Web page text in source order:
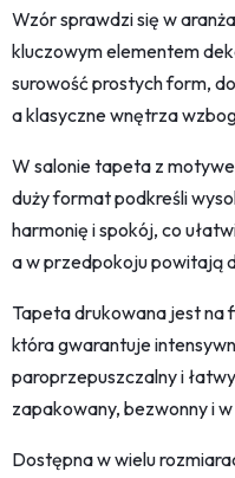
Wzór sprawdzi się w
kluczowym elementem
surowość prostych form,
a klasyczne wnętrza
W salonie tapeta z
duży format podkreśli
harmonię i spokój, co
a w przedpokoju powitają
Tapeta drukowana jest na
która gwarantuje
paroprzepuszczalny i
zapakowany, bezwonny i
Dostępna w wielu